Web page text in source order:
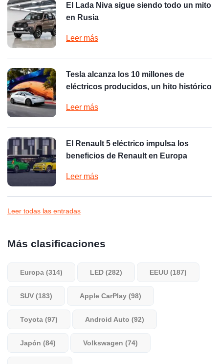
El Lada Niva sigue siendo todo un mito
en Rusia
Leer más
Tesla alcanza los 10 millones de
eléctricos producidos, un hito histórico
Leer más
El Renault 5 eléctrico impulsa los
beneficios de Renault en Europa
Leer más
Leer todas las entradas
Más clasificaciones
Europa (314) LED (282) EEUU (187)
SUV (183) Apple CarPlay (98)
Toyota (97) Android Auto (92)
Japón (84) Volkswagen (74)